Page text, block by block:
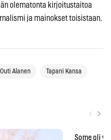
olematonta kirjoitustaitoa
ja mainokset toisistaan.
Outi Alanen Tapani Kansa
›
Some oli